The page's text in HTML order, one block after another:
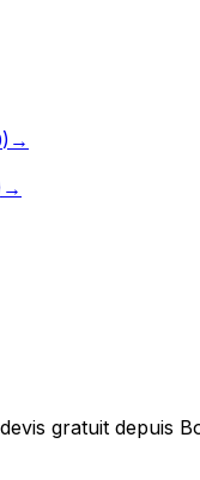
) →
→
gratuit depuis